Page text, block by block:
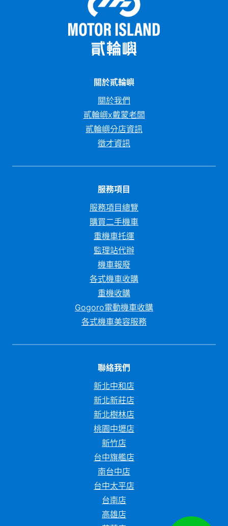
關於貳輪嶼
關於我們
貳輪嶼x戴蒙老闆
貳輪嶼分店資訊
徵才資訊
服務項目
服務項目總覽
購買二手機車
重機車托運
監理站代辦
機車報廢
各式機車收購
重機收購
Gogoro電動機車收購
各式機車美容服務
聯絡我們
新北中和店
新北新莊店
新北樹林店
桃園中壢店
新竹店
台中旗艦店
南台中店
台中太平店
台南店
高雄店